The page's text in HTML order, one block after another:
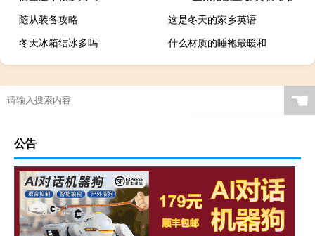
随从装备攻略
这是冬天的家乡英语
冬天冰箱结冰多吗
什么材质的睡袍最暖和
广温鱼观赏鱼大全
端午节要做什么事情
☚
公告